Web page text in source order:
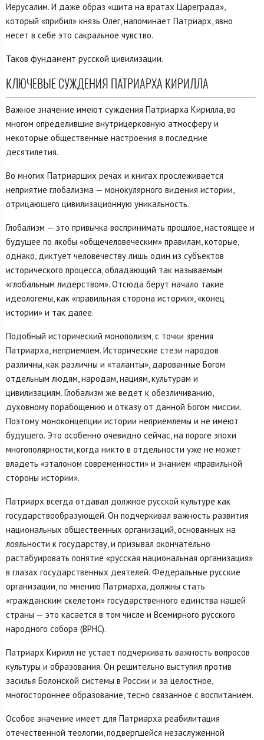
Иерусалим. И даже образ «щита на вратах Цареграда»,
который «прибил» князь Олег, напоминает Патриарх, явно
несет в себе это сакральное чувство.
Таков фундамент русской цивилизации.
КЛЮЧЕВЫЕ СУЖДЕНИЯ ПАТРИАРХА КИРИЛЛА
Важное значение имеют суждения Патриарха Кирилла, во
многом определившие внутрицерковную атмосферу и
некоторые общественные настроения в последние
десятилетия.
Во многих Патриарших речах и книгах прослеживается
неприятие глобализма — монокулярного видения истории,
отрицающего цивилизационную уникальность.
Глобализм — это привычка воспринимать прошлое, настоящее и
будущее по якобы «общечеловеческим» правилам, которые,
однако, диктует человечеству лишь один из субъектов
исторического процесса, обладающий так называемым
«глобальным лидерством». Отсюда берут начало такие
идеологемы, как «правильная сторона истории», «конец
истории» и так далее.
Подобный исторический монополизм, с точки зрения
Патриарха, неприемлем. Исторические стези народов
различны, как различны и «таланты», дарованные Богом
отдельным людям, народам, нациям, культурам и
цивилизациям. Глобализм же ведет к обезличиванию,
духовному порабощению и отказу от данной Богом миссии.
Поэтому моноконцепции истории неприемлемы и не имеют
будущего. Это особенно очевидно сейчас, на пороге эпохи
многополярности, когда никто в отдельности уже не может
владеть «эталоном современности» и знанием «правильной
стороны истории».
Патриарх всегда отдавал должное русской культуре как
государствообразующей. Он подчеркивал важность развития
национальных общественных организаций, основанных на
лояльности к государству, и призывал окончательно
растабуировать понятие «русская национальная организация»
в глазах государственных деятелей. Федеральные русские
организации, по мнению Патриарха, должны стать
«гражданским скелетом» государственного единства нашей
страны — это касается в том числе и Всемирного русского
народного собора (ВРНС).
Патриарх Кирилл не устает подчеркивать важность вопросов
культуры и образования. Он решительно выступил против
засилья Болонской системы в России и за целостное,
многостороннее образование, тесно связанное с воспитанием.
Особое значение имеет для Патриарха реабилитация
отечественной теологии, подвергшейся незаслуженной